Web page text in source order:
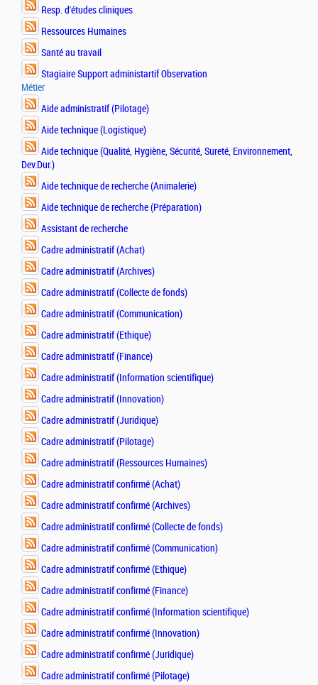
Resp. d'études cliniques
Ressources Humaines
Santé au travail
Stagiaire Support administartif Observation
Métier
Aide administratif (Pilotage)
Aide technique (Logistique)
Aide technique (Qualité, Hygiène, Sécurité, Sureté, Environnement,
Dev.Dur.)
Aide technique de recherche (Animalerie)
Aide technique de recherche (Préparation)
Assistant de recherche
Cadre administratif (Achat)
Cadre administratif (Archives)
Cadre administratif (Collecte de fonds)
Cadre administratif (Communication)
Cadre administratif (Ethique)
Cadre administratif (Finance)
Cadre administratif (Information scientifique)
Cadre administratif (Innovation)
Cadre administratif (Juridique)
Cadre administratif (Pilotage)
Cadre administratif (Ressources Humaines)
Cadre administratif confirmé (Achat)
Cadre administratif confirmé (Archives)
Cadre administratif confirmé (Collecte de fonds)
Cadre administratif confirmé (Communication)
Cadre administratif confirmé (Ethique)
Cadre administratif confirmé (Finance)
Cadre administratif confirmé (Information scientifique)
Cadre administratif confirmé (Innovation)
Cadre administratif confirmé (Juridique)
Cadre administratif confirmé (Pilotage)